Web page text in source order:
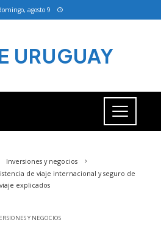
agosto 9
URUGUAY
Inversiones y negocios
de viaje internacional y seguro de
viaje explicados
Y NEGOCIOS